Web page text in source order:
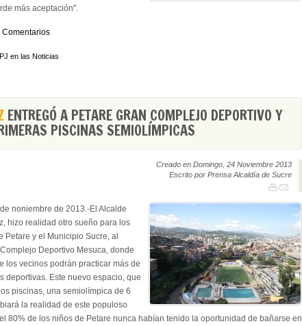
más aceptación".
Comentarios
PJ en las Noticias
ENTREGÓ A PETARE GRAN COMPLEJO DEPORTIVO Y
PISCINAS SEMIOLÍMPICAS
Creado en Domingo, 24 Noviembre 2013
Escrito por Prensa Alcaldía de Sucre
noniembre de 2013.-El Alcalde
hizo realidad otro sueño para los
Petare y el Municipio Sucre, al
Deportivo Mesuca, donde
los vecinos podrán practicar más de
deportivas. Este nuevo espacio, que
piscinas, una semiolímpica de 6
la realidad de este populoso
80% de los niños de Petare nunca habían tenido la oportunidad de bañarse en